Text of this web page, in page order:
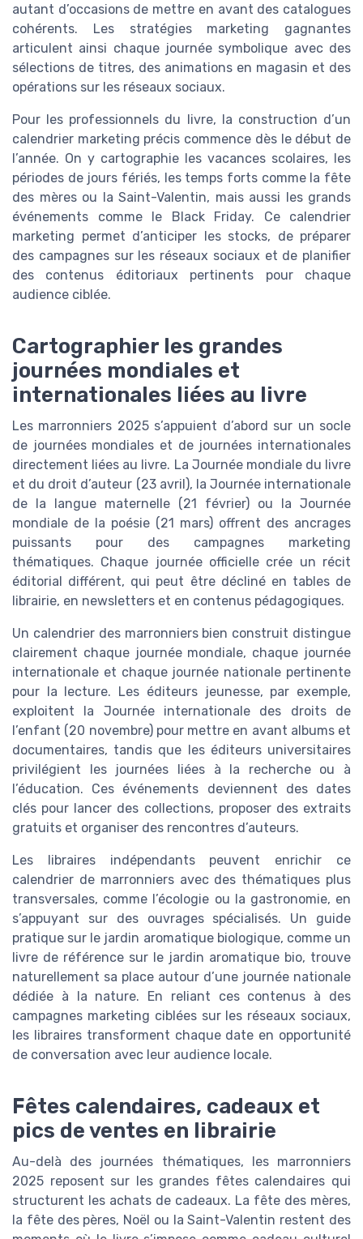
autant d’occasions de mettre en avant des catalogues
cohérents. Les stratégies marketing gagnantes
articulent ainsi chaque journée symbolique avec des
sélections de titres, des animations en magasin et des
opérations sur les réseaux sociaux.
Pour les professionnels du livre, la construction d’un
calendrier marketing précis commence dès le début de
l’année. On y cartographie les vacances scolaires, les
périodes de jours fériés, les temps forts comme la fête
des mères ou la Saint-Valentin, mais aussi les grands
événements comme le Black Friday. Ce calendrier
marketing permet d’anticiper les stocks, de préparer
des campagnes sur les réseaux sociaux et de planifier
des contenus éditoriaux pertinents pour chaque
audience ciblée.
Cartographier les grandes
journées mondiales et
internationales liées au livre
Les marronniers 2025 s’appuient d’abord sur un socle
de journées mondiales et de journées internationales
directement liées au livre. La Journée mondiale du livre
et du droit d’auteur (23 avril), la Journée internationale
de la langue maternelle (21 février) ou la Journée
mondiale de la poésie (21 mars) offrent des ancrages
puissants pour des campagnes marketing
thématiques. Chaque journée officielle crée un récit
éditorial différent, qui peut être décliné en tables de
librairie, en newsletters et en contenus pédagogiques.
Un calendrier des marronniers bien construit distingue
clairement chaque journée mondiale, chaque journée
internationale et chaque journée nationale pertinente
pour la lecture. Les éditeurs jeunesse, par exemple,
exploitent la Journée internationale des droits de
l’enfant (20 novembre) pour mettre en avant albums et
documentaires, tandis que les éditeurs universitaires
privilégient les journées liées à la recherche ou à
l’éducation. Ces événements deviennent des dates
clés pour lancer des collections, proposer des extraits
gratuits et organiser des rencontres d’auteurs.
Les libraires indépendants peuvent enrichir ce
calendrier de marronniers avec des thématiques plus
transversales, comme l’écologie ou la gastronomie, en
s’appuyant sur des ouvrages spécialisés. Un guide
pratique sur le jardin aromatique biologique, comme un
livre de référence sur le jardin aromatique bio, trouve
naturellement sa place autour d’une journée nationale
dédiée à la nature. En reliant ces contenus à des
campagnes marketing ciblées sur les réseaux sociaux,
les libraires transforment chaque date en opportunité
de conversation avec leur audience locale.
Fêtes calendaires, cadeaux et
pics de ventes en librairie
Au-delà des journées thématiques, les marronniers
2025 reposent sur les grandes fêtes calendaires qui
structurent les achats de cadeaux. La fête des mères,
la fête des pères, Noël ou la Saint-Valentin restent des